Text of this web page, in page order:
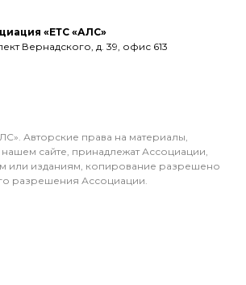
«ЕТС «АЛС»
Вернадского, д. 39, офис 613
Авторские права на материалы,
сайте, принадлежат Ассоциации,
или изданиям, копирование разрешено
разрешения Ассоциации.